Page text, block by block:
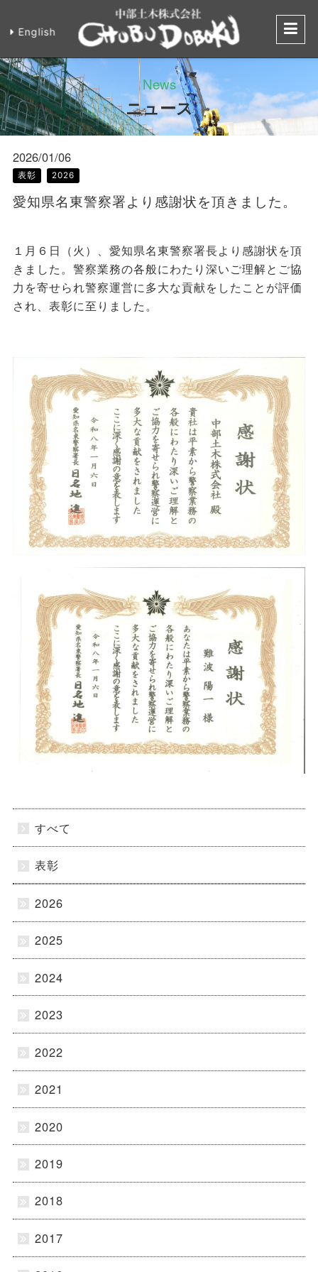
愛知県名東警
English
News
ニュース
2026/01/06
表彰 2026
愛知県名東警察署より感謝状を頂きました。
１月６日（火）、愛知県名東警察署長より感謝状を頂
きました。警察業務の各般にわたり深いご理解とご協
力を寄せられ警察運営に多大な貢献をしたことが評価
され、表彰に至りました。
すべて
表彰
2026
2025
2024
2023
2022
2021
2020
2019
2018
2017